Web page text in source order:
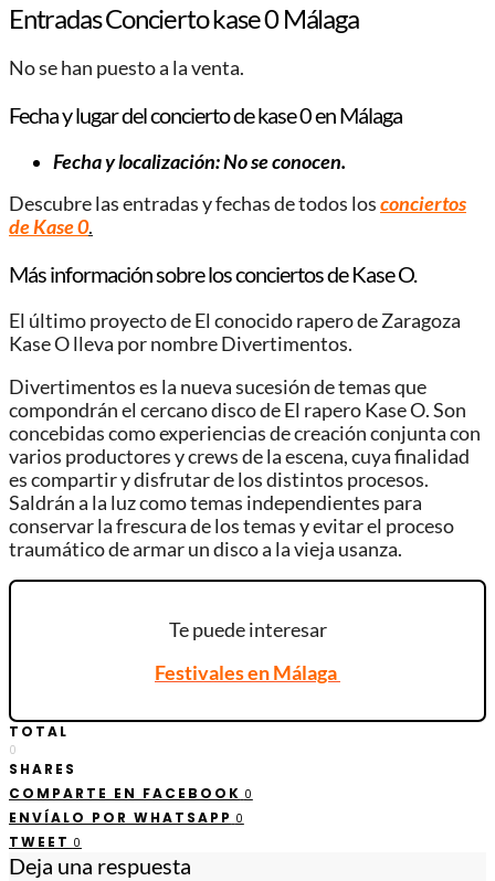
Entradas Concierto kase 0 Málaga
No se han puesto a la venta.
Fecha y lugar del concierto de kase 0 en Málaga
Fecha y localización: No se conocen.
Descubre las entradas y fechas de todos losconciertos
de Kase 0.
Más información sobre los conciertos de Kase O.
El último proyecto de El conocido rapero de Zaragoza
Kase O lleva por nombre Divertimentos.
Divertimentos es la nueva sucesión de temas que
compondrán el cercano disco de El rapero Kase O. Son
concebidas como experiencias de creación conjunta con
varios productores y crews de la escena, cuya finalidad
es compartir y disfrutar de los distintos procesos.
Saldrán a la luz como temas independientes para
conservar la frescura de los temas y evitar el proceso
traumático de armar un disco a la vieja usanza.
Te puede interesar
Festivales en Málaga
TOTAL
0
SHARES
COMPARTE EN FACEBOOK 0
ENVÍALO POR WHATSAPP 0
TWEET 0
Deja una respuesta